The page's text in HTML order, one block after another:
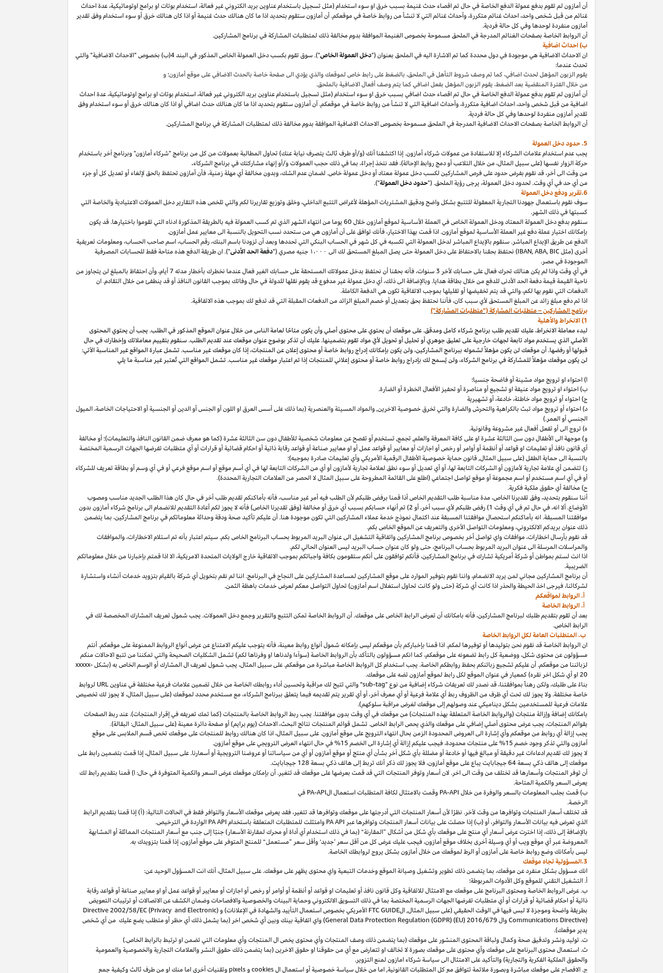
أن أمازون لم تقوم بدفع عمولة الدفع الخاصة في حال تم اقصاء حدث غنيمة بسبب خرق او سوء استخدام (مثل تسجيل باستخدام عناوين بريد الكتروني غير فعالة، استخدام بوتات او برامج اوتوماتيكية،عدة احداث
غنائم من قبل شخصواحد، احداث غنائم متكررة،وأحداث غنائم التي لا تنشأ من روابط خاصة في موقعكم. أن أمازون ستقوم بتحديد اذا ما كان هنالك حدث غنيمة أو اذا كان هنالك خرق أو سوء استخدام وفق تقدير
أمازون منفردة لوحدها وفي كل حالة فردية.
أن الروابط الخاصة بصفحات الغنائم المدرجة في الملحق مسموحة بخصوص الغنيمة الموافقة بدوم مخالفة ذلك لمتطلبات المشاركة في برنامج المشاركين.
ب) احداث اضافية
ان الاحداث الاضافية هي موجودة في دول محددة كما تم الاشارة اليه في الملحق بعنوان ("دخل العمولة الخاص
"). سوق تقوم بكسب دخل العمولة الخاص المذكور في البند 4(ب) بخصوص "الاحداث الاضافية" والتي
تحدث عندما:
يقوم الزبون المؤهل لحدث اضافي، كما تم وصف شروط التأهل في الملحق، بالضغط على رابط خاص لموقعك والذي يؤدي الى صفحة خاصة بالحدث الاضافي على موقع أمازون؛ و
من خلال الفترة المنقضية بعد الضغط، يقوم الزبون المؤهل بفعل اضافي كما يتم وصف أفعال الاضافية بالملحق.
أن أمازون لم تقوم بدفع عمولة الدفع الخاصة في حال تم اقصاء حدث اضافي بسبب خرق او سوء استخدام (مثل تسجيل باستخدام عناوين بريد الكتروني غيرفعالة، استخدام بوتات او برامج اوتوماتيكية،عدة احداث
اضافية من قبل شخصواحد، احداث اضافية متكررة،وأحداث اضافية التي لا تنشأ من روابط خاصة في موقعكم. أن أمازون ستقوم بتحديد اذا ما كان هنالك حدث اضافي أو اذا كان هنالك خرق أو سوء استخدام وفق
تقدير أمازون منفردة لوحدها وفي كل حالة فردية.
أن الروابط الخاصة بصفحات الاحداث الاضافية المدرجة في الملحق مسموحة بخصوص الاحداث الاضافية الموافقة بدوم مخالفة ذلك لمتطلبات المشاركة في برنامج المشاركين.
5. حدود دخل العمولة
يجب عدم استخدام علامات الشركاء إلا للاستفادة من عمولات شركاء أمازون. إذا اكتشفنا أنك (و/أو طرف ثالث يتصرف نيابة عنك) تحاول المطالبة بعمولات من كل من برنامج "شركاء أمازون" وبرنامج آخر باستخدام
حركة الزوار نفسها (على سبيل المثال، من خلال التلاعب أو دمج روابط الإحالة)، فقد نتخذ إجراءً، بما في ذلك حجب العمولات و/أو إنهاء مشاركتك في برنامج الشركاء.
من وقت الىأخر،قد نقوم بفرض حدود على فرص المشاركين لكسب دخل عمولة معتاد أو دخل عمولة خاص. لضمان عدم الشك،وبدون مخالفة أي مهلةزمنية،فأن أمازون تحتفظ بالحق لإلغاء أو تعديل كل أو جزء
من أي حد في أي وقت. لحدود دخل العمولة، يرجى رؤية الملحق. ("حدود دخل العمولة").
6.تقرير ودفع دخل العمولة
سوف نقوم باستعمال جهودنا التجارية المعقولة للتتبع بشكل واضح ودقيق المشتريات المؤهلة لأغراض التتبع الداخلي،وخلق وتوزيع تقاريرنا لكم والتي تلخص هذه التقارير دخل العمولات الاعتيادية والخاصة التي
كسبتها في ذلك الشهر.
سنقوم بدفع دخل العمولة المعتاد ودخل العمولة الخاص في العملة الأساسية لموقع أمازون خلال 60 يوما من انتهاء الشهر الذي تم كسب العمولة فيه بالطريقة المذكورة ادناه التي تقوموا باختيارها. قد يكون
بإمكانك اختيار عملة دفع غير العملة الأساسية لموقع أمازون. اذا قمت بهذا الاختيار،فأنك توافق على أن أمازون هي من ستحدد نسب التحويل بالنسبة الى معايير عمل أمازون.
الدفع عن طريق الإيداع المباشر. سنقوم بالإيداع المباشر لدخل العمولة التي تكسبه في كل شهر في الحساب البنكي التي تحددها وبعد أن تزودنا باسم البنك،رقم الحساب، اسم صاحب الحساب،ومعلومات تعريفية
أخرى (مثل
IBAN,ABA, BIC ) نحتفظ بحقنا بالاحتفاظ على دخل العمولة حتى يصل المبلغ المستحق لك الى ١٬٠٠٠ جنيه مصري("دفعة الحد الأدنى")
. انطريقة الدفعهذه متاحةفقط للحسابات المصرفية
الموجودةفي مصر.
في أي وقتواذا لم يكن هنالك تحرك فعال على حسابك لأخر 3 سنوات،فأنه بحقنا أن نحتفظ بدخل عمولاتك المستحقة على حسابك الغير فعالعندما نخطرك بأخطار مدته 7 أيام،وأن احتفاظ بالمبلغ لن يتجاوز من
ناحية القيمة قيمة دفعة الحد الأدنى للدفع من خلال بطاقة هدايا. وبالإضافة الىذلك،أي دخل عمولة غير مدفوع قد يقوم نقلها للدولة في حال وفاتك بموجب القانون النافذ أو قد ينطفئ من خلال التقادم. ان
الدفعات التي نقوم بها لكم،والتي قد يتم تخفيضها أو تقليلها بموجب الاتفاقية تكون هي الدفعة الكاملة.
اذا تم دفع مبلغ زائد عن المبلغ المستحق لأي سبب كان،فأننا نحتفظ بحق بتعديل أو خصم المبلغ الزائد من الدفعات المقبلة التي قد تدفع لك بموجب هذه الاتفاقية.
برنامج المشاركين – متطلبات المشاركة ("متطلبات المشاركة")
1) الانخراط والأهلية
لبدء معاملة الانخراط، عليك تقديم طلب برنامج شركاء كامل ومدقق. على موقعك أن يحتوي على محتوى أصلي وأن يكون متاحًا لعامة الناس من خلال عنوان الموقع المذكور في الطلب. يجب أن يحتوي المحتوى
الأصلي الذي يستخدم مواد تابعة لجهات خارجية على تعليق جوهري أو تحليل أو تحويل لأيّ مواد تقوم بتضمينها. عليك أن تذكر بوضوح عنوان موقعك عند تقديم الطلب. سنقوم بتقييم معاملاتك وإخطارك في حال
قبولها أو رفضها. أن موقعك لن يكون مؤهلاً لشموله ببرنامج المشاركين، ولن يكون بإمكانك إدراج روابط خاصة أو محتوى إعلان عن المنتجات، إذا كان موقعك غير مناسب. تشمل عبارة المواقع غير المناسبة الآتي:
لن يكون موقعك مؤهلاً للمشاركة في برنامج الشركاء، ولن يُسمح لك بإدراج روابط خاصة أو محتوى إعلاني للمنتجات إذا تم اعتبار موقعك غير مناسب. تشمل المواقع التي تُعتبر غير مناسبة ما يلي
ا) احتواء او ترويج مواد مشينة أو فاضحة جنسيا؛
ب) احتواء او ترويج موادعنيفة او تشجيع أو مناصرة أو تحفيز الأفعال الخطرة أو الضارة.
ج) احتواء أو ترويج موادخاطئة،خادعة،أو تشهيرية
د) احتواء أو ترويج مواد تبث بالكراهية والتحرش والضارة والتي تخرق خصوصية الاخرين,والمواد المسيئة والعنصرية (بما ذلك على أسس العرق او اللون أو الجنس أو الدين أو الجنسية أو الاحتياجات الخاصة، الميول
الجنسي أو العمر.)
ه) تروج الى أو تفعل أفعال غير مشروعة وقانونية.
و) موجهة الى الأطفال دون سن الثالثة عشرة او على كافة المعرفة والعلم, تجمع, تستخدم أو تفصح عن معلومات شخصية للأطفال دون سن الثالثة عشرة (كما هو معرف ضمن القانون النافذ والتعليمات)؛ أو مخالفة
أي قانون نافذ أو تعليمات او قواعد أو أنظمة أو أوامر أو رخص أو اجازات أو معايير أو قواعد عمل أو او معايير صناعة أو قواعد رقابة ذاتية أو احكام قضائية أو قرارات أو أي متطلبات تفرضها الجهات الرسمية المختصة
بالنسبة الى حماية الطفل (على سبيل المثال, قانون حماية خصوصية الأطفال الرقمية الأمريكي وأي تعليمات صادرة بموجبه)؛
ز) تتضمن أي علامة تجارية لأمازون أو الشركات التابعة لها،أو أي تعديل أو سوء نطق لعلامة تجارية لأمازون أو أي من الشركات التابعة لها في أي أسم موقع أو اسم موقع فرعي أو في أي وسم أو بطاقة تعريف للشركاء
أو في أي اسم مستخدم أو اسم مجموعة أو موقع تواصل اجتماعي (اطلع على القائمة المطروحة على سبيل المثال لا الحصر من العلامات التجارية المحددة).
ح) مخالفة أي حقوق ملكية فكرية.
أننا سنقوم بتحديد،وفق تقديرنا الخاص، مدة مناسبة طلب التقديم الخاص أذا قمنا برفض طلبكم لأن الطلب فيه أمر غير مناسب،فأنه بأماكنكم تقديم طلب أخر في حال كان هذا الطلب الجديد مناسب ومصوب
الأوضاع. ألا انه،في حال تم في أي وقت 1) رفض طلبكم لأي سبب أخر،أو 2) تم أنهاء حسابكم بسبب أي خرق أو مخالفة (وفق تقديرنا الخاص)فأنه لا يجوز لكم أعادة التقديم للانضمام الى برنامج شركاء أمازون بدون
موافقتنا المسبقة. انه بأماكنكم استحصال موافقتنا المسبقة عند اكتمال نموذج خدمة عملاء المشاركين التي تكون موجودة هنا. أن عليكم تأكيد صحة ودقة وحداثة معلوماتكم في برنامج المشاركين، بما يتضمن
ذلك عنوان بريدكم الالكتروني،ومعلومات التواصل الأخرى والتعريف عن الموقع الخاص بكم.
قد نقوم بأرسال اخطارات، موافقات واي تواصل أخر بخصوص برنامج المشاركين واتفاقية التشغيل الى عنوان البريد المربوط بحساب البرنامج الخاص بكم. سيتم اعتبار بأنه تم استلام الاخطارات،والموافقات
والمراسلات المرسلة الى عنوان البريد المربوط بحساب البرنامج،حتى ولو كان عنوان حساب البريد ليس العنوان الحالي لكم.
اذا انت لستم بمواطن أو شركة أمريكية تشارك في برنامج المشاركين،فأنكم توافقون على أنكم ستقومون بكافة واجباتكم بموجب الاتفاقيةخارج الولايات المتحدة الامريكية، الا اذا قمتم بإخبارنا من خلال معلوماتكم
الضريبية.
أن برنامج المشاركين مجاني لمن يريد الانضمام،واننا نقوم بتوفير الموارد على موقع المشاركين لمساعدة المشاركين على النجاح في البرنامج. اننا لم نقم بتخويل أي شركة بالقيام بتزويد خدمات أنشاء واستشارة
لشركائنا،فيرجى اخذ الحيطة والحذر اذا كانت أي شركة (حتى ولو كانت تحاول استغلال اسم أمازون) تحاول التواصل معكم لعرض خدمات باهظة الثمن.
أ. الروابط لمواقعكم
أ. الروابط الخاصة
بعد أن تقوم بتقديم طلبك لبرنامج المشاركين،فأنه بامكانكأن تعرض الرابط الخاص على موقعك. أن الروابط الخاصة تمكن التتبع والتقرير وجمع دخل العمولات. يجب شمول تعريف المشارك المخصصة لك في
الرابط الخاص.
ب. المتطلبات العامة لكل الروابط الخاصة
ان الروابط الخاصة قد نقوم نحن بتوليدها أو توفيرها لمكم. اذا قمنا بإخباركم بأن موقعكم ليس بإمكانه شمول أنواع روابط معينة،فأنه يتوجب عليكم الامتناع عن عرض أنواع الروابط الممنوعة على موقعكم. أنتم
مسؤولون عن محتوىشكل،ووضعية كل رابط تضعونه على موقعكم، كما انكم مسؤولون بالتأكد بأن الروابط الخاصة (سوآءا ولدناها او وفرناها لكم) تشمل الشكليات الصحيحة والتي تمكننا من تتبع الاحالات منكم
لزبائننا من موقعكم. أن عليكم تشجيع زبائنكم بحفظ روابطكم الخاصة. يجب استخدام كل الروابط الخاصة مباشرة من موقعكم. على سبيل المثال، يجب شمول تعريف ال المشارك أو الوسم الخاص به (بشكلxxxxx-
20 او أي شكل اخر نقره) كمعيار في عنوان الموقع لكل رابط لموقع أمازون تضه على موقعك.
بناءً على طلبك، ولكن رهناً بموافقتنا، قد نصدر لك تعريفات شركاء إضافية من نوع "sub-tag" والتي تتيح لك مراقبة وتحسين أداء روابطك الخاصة من خلال تضمين علامات فرعية مختلفة في عناوينURL لروابط
خاصة مختلفة. ولا يجوز لك تحت أي ظرف من الظروف ربط أي علامة فرعية أو أي معرف آخر، أو أي تقرير يتم تقديمه فيما يتعلق ببرنامج الشركاء، مع مستخدم محدد لموقعك (على سبيل المثال، لا يجوز لك تخصيص
علامات فرعية للمستخدمين بشكل ديناميكي عند وصولهم إلى موقعك لغرض مراقبة سلوكهم).
بامكانك إضافة وإزالة منتجات (والروابط الخاصة المتعلقة بهذه المنتجات) من موقعك في أي وقت بدون موافقتنا. يجب ربط الروابط الخاصة بالمنتجات (كما تمك تعريفه في إقرار المنتجات). عند ربط الصفحات
بقوائم المنتجات، يجب عرض محتوىأصلي إضافي على موقعك والذي يحص الرابط الخاص. تشمل قوائم المنتجات نتائج البحث، الاحداث (يوم برايم) أو صفحة دائرة معينة (على سبيل المثال: البقالة).
يجب إزالة أي روابط من موقعكم وأي إشارة الى العروض المحدودة الزمن بحال انتهاء الترويج على موقع أمازون. على سبيل المثال، اذا كان هنالك روابط للمنتجات على موقعك تخص قسم الملابس على موقع
أمازون والتي تذكر وجود خصم 15% على منتجات محدودة،فيجب عليكم إزالة أي إشارة الى الخصم 15% في حال انتهاء العرض الترويجي على موقع أمازون.
لا يجوز لك تقديم ادعاءاتغيردقيقةأو مبالغفيهاأوخادعةأو مضللة بأيشكلآخر بشأنأي منتجأو موقعأمازونأوأي منسياساتناأوعروضنا الترويجيةأوأسعارنا.علىسبيل المثال،إذا قمت بتضمينرابطعلى
موقعكإلىهاتفذكي بسعة جيجابايت يباععلى موقعأمازون،فلا يجوز لكذكرأنك تربطإلىهاتفذكي بسعة جيجابايت.
أن توفر المنتجات وأسعارها قد تختلف من وقت الى اخر. لان أسعار وتوفر المنتجات التي قد قمت بعرضها على موقعك قد تتغير. أن بإمكان موقعك عرض السعر والكمية المتوفرة في حال: ا) قمنا بتقديم رابط لك
يعرض السعر والكمية المتاحة.
ب) قمت بجلب المعلومات بالسعر والوفرة من خلال PA-API وقمت بالامتثال لكافة المتطلبات استعمال ال PA-API
في
الرخصة.
قد تختلف أسعار المنتجات وتوافرها من وقت لآخر. نظرًا لأن أسعار المنتجات التي أدرجتها على موقعك وتوافرها قد تتغير، فقد يعرض موقعك الأسعار والتوافر فقط في الحالات التالية: (أ) إذا قمنا بتقديم الرابط
الذي تعرض فيه بيانات الأسعار والتوافر، أو (ب) إذا حصلت على بيانات أسعار المنتجات وتوافرها عبر
وامتثلت للمتطلبات المتعلقة باستخدام الواردة في الترخيص.
بالإضافة إلىذلك، إذا اخترتعرضأسعار أي منتجعلى موقعك بأيشكل منأشكال ”المقارنة“
(بمافيذلك استخدامأيأداةأو محرك لمقارنة الأسعار)جنبًا إلىجنب معأسعار المنتجات المماثلةأو المشابهة
المعروضةعبر أي موقعويبأوأيوسيلةأخرى بخلاف موقعأمازون،فيجبعليكعرض كل منأقلسعر ’جديد‘ وأقلسعر ”مستعمل“ للمنتج المتوفر على موقعأمازون، إذا قمنا بتزويدك به.
ليس بأمكانكوضع روابط خاصة على أمازون أو الرط لموقعك من خلال أمازون بشكل يروج لروابطك الخاصة.
3.المسؤولية تجاه موقعك
انك مسؤول بشكل منفرد عن موقعك، بما يتضمن ذلك تطويروتشغيلوصيانة الموقع وخدمات التبعية واي محتوى يظهر على موقعك. على سبيل المثال،أنك انت المسؤول الوحيد عن:
أ. التشغيل التقني للموقع وكل الأدوات المربوطة؛
ب. عرض الروابط الخاصة ومحتوى البرنامج على موقعك مع الامتثال للاتفاقية وكل قانون نافذ أو تعليمات او قواعد أو أنظمة أو أوامر أو رخص أو اجازات أو معايير أو قواعد عمل أو او معايير صناعة أو قواعد رقابة
ذاتية أو احكام قضائية أو قرارات أو أي متطلبات تفرضها الجهات الرسمية المختصة بما في ذلك التسويق الالكتروني وحماية البينات والخصوصيةوالافصاحاتوضمان الكشف عن الاتصالات أو ترتيبات التعويض
بطريقة واضحة وموجزة لا لبس فيها في الوقت الحقيقي(على سبيل المثال, الFTC GUIDE الأمريكي بخصوص استعمال التأييد والشهادة في الإعلانات) و (Directive 2002/58/EC (Privacy and Electronic
Communications Directive) وال General Data Protection Regulation (GDPR) (EU) 2016/679) واي اتفاقية بينك وبين أي شخص اخر (بما يشمل ذلك أي حظر أو متطلب يضع عليك من أي شخص
يدير موقعك).
ت. توليد ونشر وتدقيق صحة وكمال ولباقة المحتوى المنشور على موقعك (بما يتضمن ذلك وصف المنتجات وأي محتوى يخص ال المنتجات وأي معلومات التي تضمن او ترتبط بالرابط الخاص.)
ث. استعمال محتوى البرنامج على موقعك وأي محتوى على موقعك بصورة لا تخالف او تتعارض مع أي من حقوقنا او حقوق الاخرين (بما يتضمن ذلك حقوق النشر والعلامات التجارية والخصوصية والعمومية
والحقوق الملكية الفكرية والتجارية) والتأكيد على الامتثال الى سياسة شركاء امازون لمنع التزوير.
ج. الافصاح على موقعك مباشرة وبصورة ملائمة تتوافق مع كل المتطلبات القانونية, اما من خلال سياسة خصوصية أو استعمال الcookiesوpixels وتقنيات أخرى اما منك او من طرف ثالث وكيفية جمع